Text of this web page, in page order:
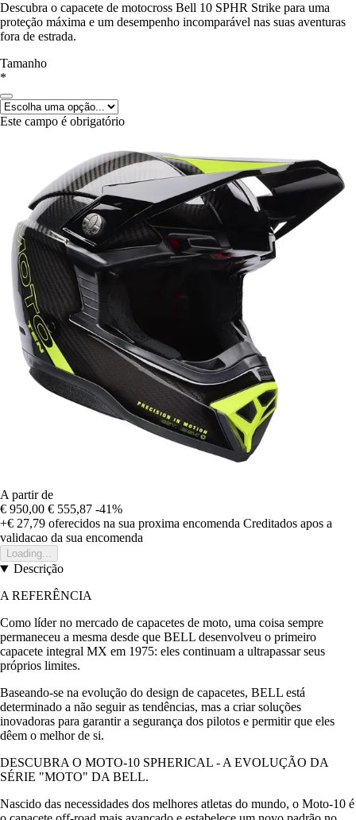
Descubra o capacete de motocross Bell 10 SPHR Strike para uma
proteção máxima e um desempenho incomparável nas suas aventuras
fora de estrada.
Tamanho
*
Este campo é obrigatório
A partir de
€ 950,00 € 555,87 -41%
+€ 27,79 oferecidos na sua proxima encomenda Creditados apos a
validacao da sua encomenda
Loading...
Descrição
A REFERÊNCIA
Como líder no mercado de capacetes de moto, uma coisa sempre
permaneceu a mesma desde que BELL desenvolveu o primeiro
capacete integral MX em 1975: eles continuam a ultrapassar seus
próprios limites.
Baseando-se na evolução do design de capacetes, BELL está
determinado a não seguir as tendências, mas a criar soluções
inovadoras para garantir a segurança dos pilotos e permitir que eles
dêem o melhor de si.
DESCUBRA O MOTO-10 SPHERICAL - A EVOLUÇÃO DA
SÉRIE "MOTO" DA BELL.
Nascido das necessidades dos melhores atletas do mundo, o Moto-10 é